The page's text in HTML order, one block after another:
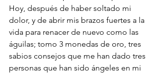
Hoy, después de haber soltado mi
dolor, y de abrir mis brazos fuertes a la
vida para renacer de nuevo como las
águilas; tomo 3 monedas de oro, tres
sabios consejos que me han dado tres
personas que han sido ángeles en mi